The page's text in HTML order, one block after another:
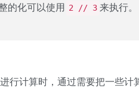
的化可以使用
2 // 3 来执行。
行计算时，通过需要把一些计